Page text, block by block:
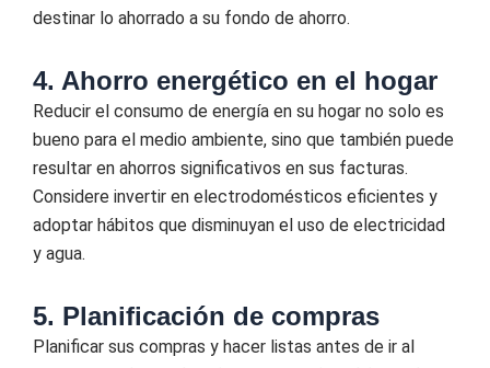
destinar lo ahorrado a su fondo de ahorro.
4. Ahorro energético en el hogar
Reducir el consumo de energía en su hogar no solo es
bueno para el medio ambiente, sino que también puede
resultar en ahorros significativos en sus facturas.
Considere invertir en electrodomésticos eficientes y
adoptar hábitos que disminuyan el uso de electricidad
y agua.
5. Planificación de compras
Planificar sus compras y hacer listas antes de ir al